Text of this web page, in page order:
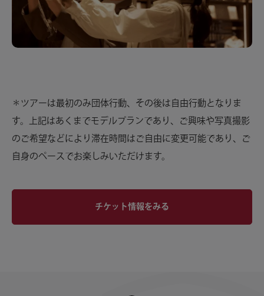
＊ツアーは最初のみ団体行動、その後は自由行動となりま
す。上記はあくまでモデルプランであり、ご興味や写真撮影
のご希望などにより滞在時間はご自由に変更可能であり、ご
自身のペースでお楽しみいただけます。
チケット情報をみる